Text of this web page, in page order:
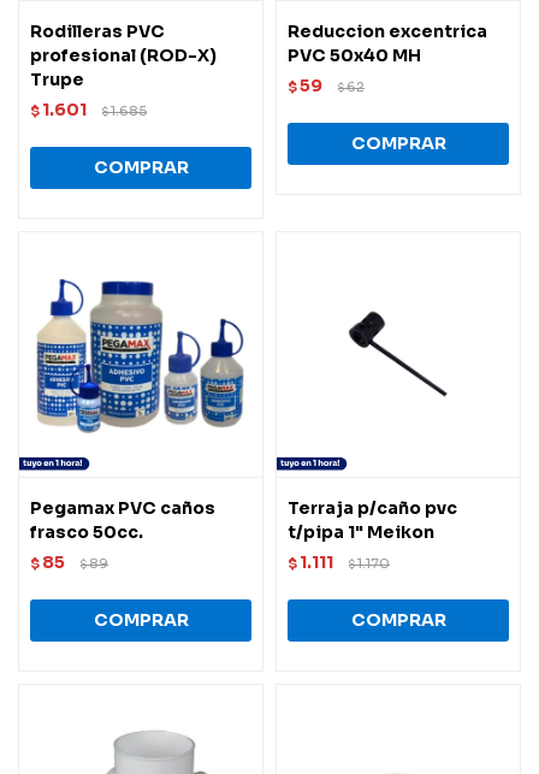
Rodilleras PVC
profesional (ROD-X)
Trupe
$ 1.601 $1.685
Reduccion excentrica
PVC 50x40 MH
$59 $62
Pegamax PVC caños
frasco 50cc.
$ 85 $89
Terraja p/caño pvc
t/pipa 1" Meikon
$ 1.111 $1.170